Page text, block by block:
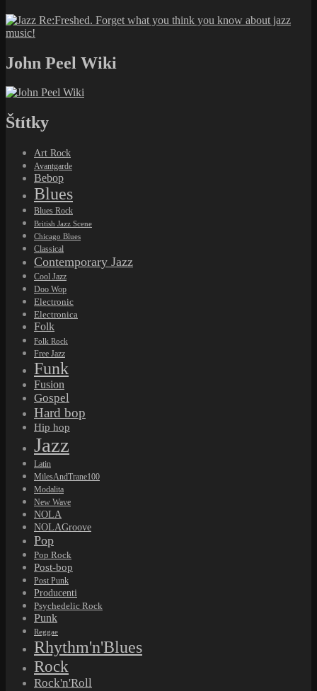
John Peel Wiki
Štítky
Art Rock
Avantgarde
Bebop
Blues
Blues Rock
British Jazz Scene
Chicago Blues
Classical
Contemporary Jazz
Cool Jazz
Doo Wop
Electronic
Electronica
Folk
Folk Rock
Free Jazz
Funk
Fusion
Gospel
Hard bop
Hip hop
Jazz
Latin
MilesAndTrane100
Modalita
New Wave
NOLA
NOLAGroove
Pop
Pop Rock
Post-bop
Post Punk
Producenti
Psychedelic Rock
Punk
Reggae
Rhythm'n'Blues
Rock
Rock'n'Roll